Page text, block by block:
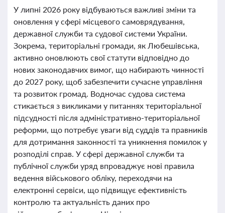
У липні 2026 року відбуваються важливі зміни та
оновлення у сфері місцевого самоврядування,
державної служби та судової системи України.
Зокрема, територіальні громади, як Любешівська,
активно оновлюють свої статути відповідно до
нових законодавчих вимог, що набирають чинності
до 2027 року, щоб забезпечити сучасне управління
та розвиток громад. Водночас судова система
стикається з викликами у питаннях територіальної
підсудності після адміністративно-територіальної
реформи, що потребує уваги від суддів та правників
для дотримання законності та уникнення помилок у
розподілі справ. У сфері державної служби та
публічної служби уряд впроваджує нові правила
ведення військового обліку, переходячи на
електронні сервіси, що підвищує ефективність
контролю та актуальність даних про